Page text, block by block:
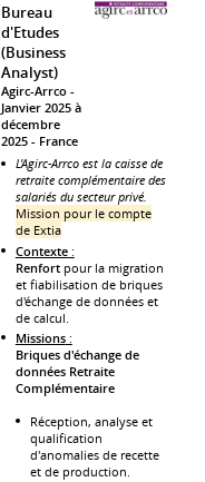
Bureau
d'Etudes
(Business
Analyst)
Agirc-Arrco
Janvier 2025 à
décembre
2025
France
L'Agirc-Arrco est la caisse de
retraite complémentaire des
salariés du secteur privé.
Mission pour le compte
de Extia
Contexte:
Renfortpour la migration
et fiabilisation de briques
d'échange de données et
de calcul.
Missions:
Briques d'échange de
données Retraite
Complémentaire
Réception, analyse et
qualification
d'anomalies de recette
et de production.